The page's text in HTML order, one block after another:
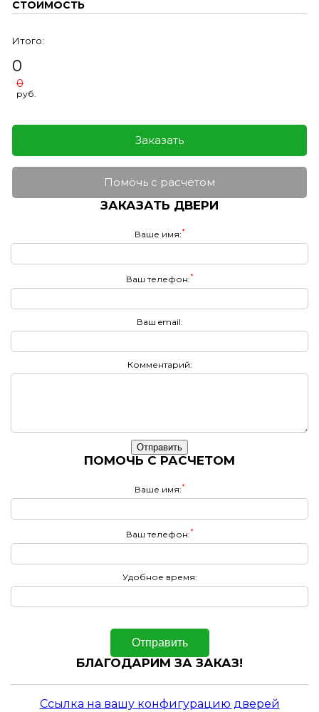
СТОИМОСТЬ
Итого:
0
0
руб.
Заказать
Помочь с расчетом
ЗАКАЗАТЬ ДВЕРИ
Ваше имя:*
Ваш телефон:*
Ваш email:
Комментарий:
Отправить
ПОМОЧЬ С РАСЧЕТОМ
Ваше имя:*
Ваш телефон:*
Удобное время:
Отправить
БЛАГОДАРИМ ЗА ЗАКАЗ!
Ссылка на вашу конфигурацию дверей